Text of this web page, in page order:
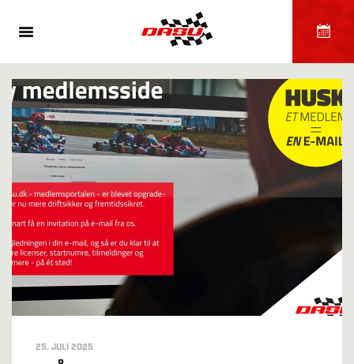
25. JULI 2025